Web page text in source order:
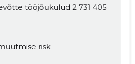
tööjõukulud 2 731 405
risk